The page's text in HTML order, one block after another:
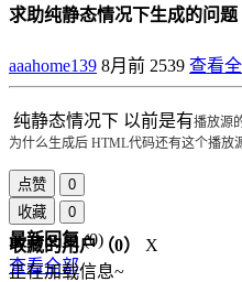
求助纯静态情况下生成的问题
aaahome139 8月前 2539 查看
纯静态情况下 以前是有播放源
为什么生成后 HTML代码还有这个播放
点赞
0
收藏
0
收藏的用户（0）
X
正在加载信息~
最新回复(0)
查看全部